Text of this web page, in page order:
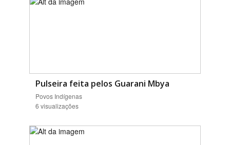
Pulseira feita pelos Guarani Mbya
Povos Indígenas
6 visualizações